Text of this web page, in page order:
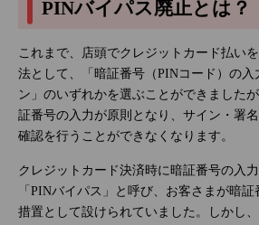
PINバイパス廃止とは？
これまで、店頭でクレジットカード払い
法として、「暗証番号（PINコード）の入
ン」のいずれかを選ぶことができました
証番号の入力が原則となり、サイン・署
確認を行うことができなくなります。
クレジットカード決済時に暗証番号の入
「PINバイパス」と呼び、お客さまが暗
措置として設けられていました。しかし